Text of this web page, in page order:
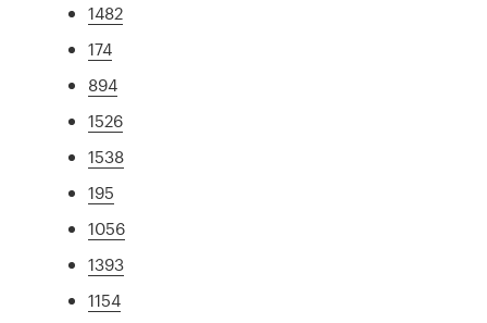
1482
174
894
1526
1538
195
1056
1393
1154